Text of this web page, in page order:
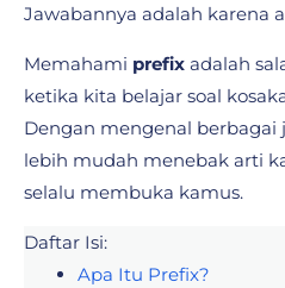
Jawabannya adalah karena
Memahami prefix adalah
ketika kita belajar soal
Dengan mengenal berbagai
lebih mudah menebak arti
selalu membuka kamus.
Daftar Isi:
Apa Itu Prefix?